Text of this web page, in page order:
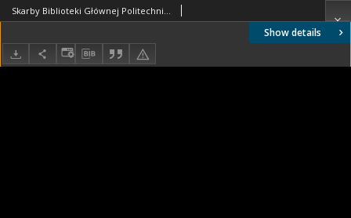
Show details
Skarby Biblioteki Głównej Politechniki Warszawskiej. Zbiory specjalne. Plansza tytułowa